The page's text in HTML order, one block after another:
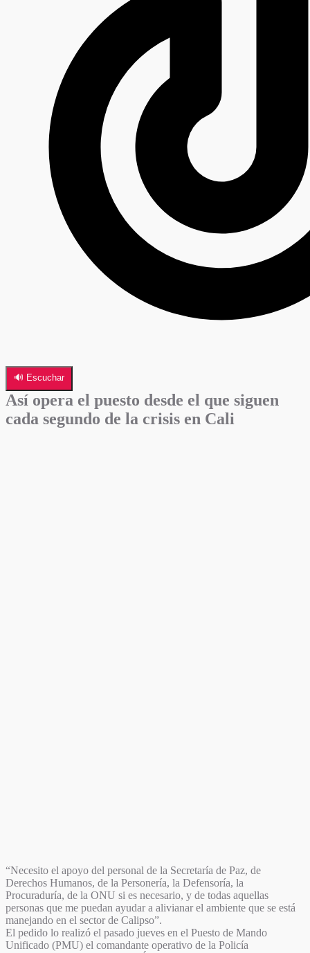
🔊 Escuchar
Así opera el puesto desde el que siguen
cada segundo de la crisis en Cali
“Necesito el apoyo del personal de la Secretaría de Paz, de
Derechos Humanos, de la Personería, la Defensoría, la
Procuraduría, de la ONU si es necesario, y de todas aquellas
personas que me puedan ayudar a alivianar el ambiente que se está
manejando en el sector de Calipso”.
El pedido lo realizó el pasado jueves en el Puesto de Mando
Unificado (PMU) el comandante operativo de la Policía